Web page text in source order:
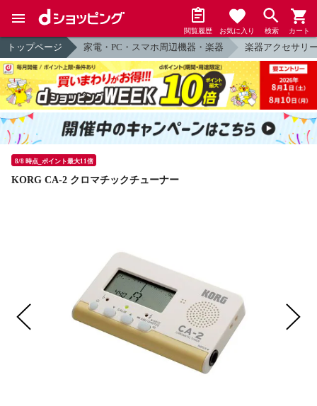
閲覧履歴 お気に入り 検索 カート
トップページ 家電・PC・スマホ周辺機器・楽器 楽器アクセサリ
8/8 時点_ポイント最大11倍
KORG CA-2 クロマチックチューナー